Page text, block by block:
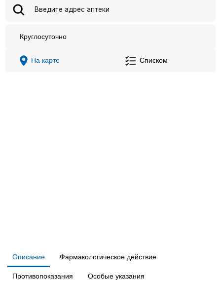
Круглосуточно
На карте Списком
Описание Фармакологическое действие
Противопоказания Особые указания